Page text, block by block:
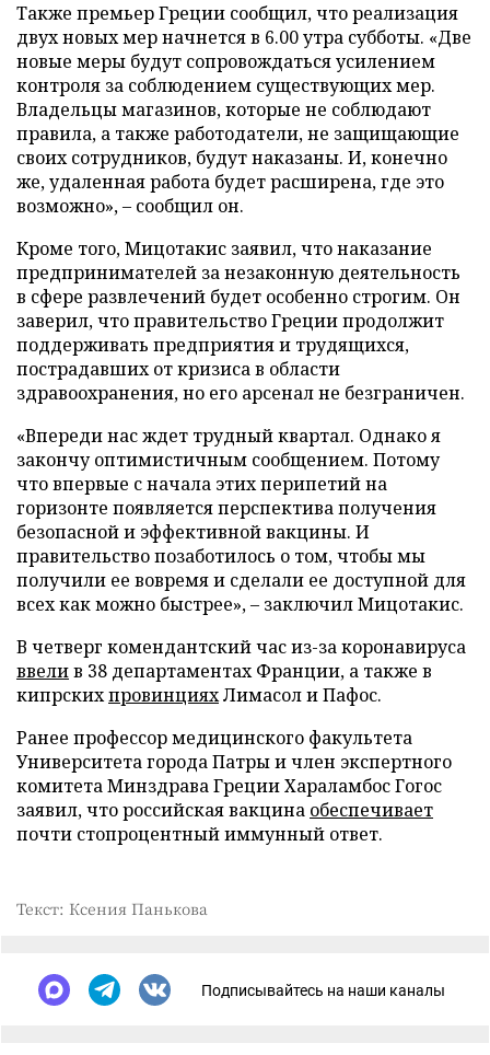
Также премьер Греции сообщил, что реализация
двух новых мер начнется в 6.00 утра субботы. «Две
новые меры будут сопровождаться усилением
контроля за соблюдением существующих мер.
Владельцы магазинов, которые не соблюдают
правила, а также работодатели, не защищающие
своих сотрудников, будут наказаны. И, конечно
же, удаленная работа будет расширена, где это
возможно», – сообщил он.
Кроме того, Мицотакис заявил, что наказание
предпринимателей за незаконную деятельность
в сфере развлечений будет особенно строгим. Он
заверил, что правительство Греции продолжит
поддерживать предприятия и трудящихся,
пострадавших от кризиса в области
здравоохранения, но его арсенал не безграничен.
«Впереди нас ждет трудный квартал. Однако я
закончу оптимистичным сообщением. Потому
что впервые с начала этих перипетий на
горизонте появляется перспектива получения
безопасной и эффективной вакцины. И
правительство позаботилось о том, чтобы мы
получили ее вовремя и сделали ее доступной для
всех как можно быстрее», – заключил Мицотакис.
В четверг комендантский час из-за коронавируса
ввелив 38 департаментах Франции, а также в
кипрскихпровинцияхЛимасол и Пафос.
Ранее профессор медицинского факультета
Университета города Патры и член экспертного
комитета Минздрава Греции Хараламбос Гогос
заявил, что российская вакцина обеспечивает
почти стопроцентный иммунный ответ.
Текст: Ксения Панькова
Подписывайтесь на наши каналы